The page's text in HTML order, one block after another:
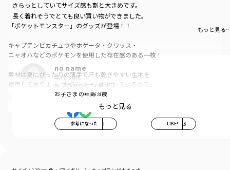
さらっとしていてサイズ感も割と大きめです。
長く着れそうでとても良い買い物ができました。
もっと見る
no name
年代:30代
お子さまの性別:男の子
お子さまの年齢:8歳
参考になった 1 LIKE! 3
「ポケットモンスター」のグッズが登場！！
キャプテンピカチュウやホゲータ・クワッス・
ニャオハなどのポケモンを使用した存在感のある一枚！
素材は夏にぴったりの薄手で汗も乾きやすい生地を
使用しております。お名前ネームが付いているので、
通園にもおすすめ。
IV（アイボリー）：キャプテンピカチュウ
S（サックス）：クワッス
もっと見る